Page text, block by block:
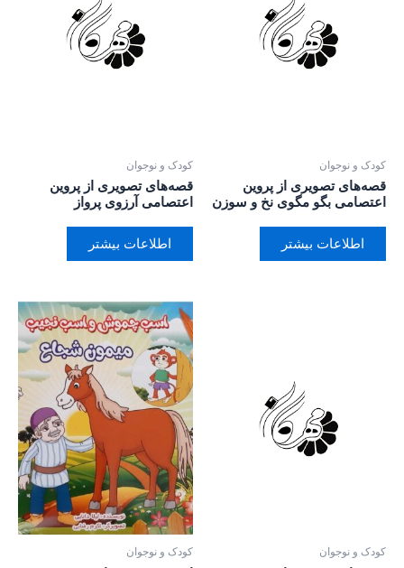
کودک و نوجوان
قصه‌های تصویری از پروین
اعتصامی بگو مگوی نخ و سوزن
اطلاعات بیشتر
کودک و نوجوان
قصه‌های تصویری از پروین
اعتصامی آرزوی پرواز
اطلاعات بیشتر
کودک و نوجوان کودک و نوجوان